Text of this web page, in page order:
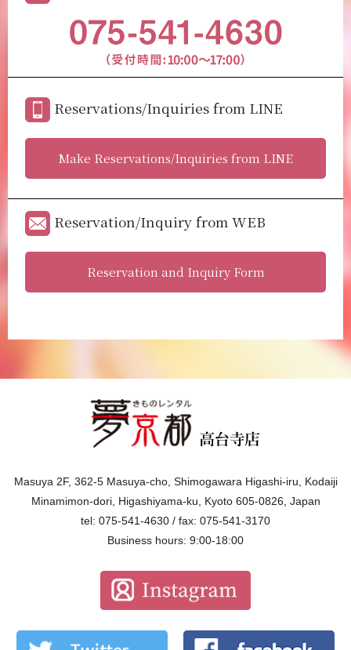
Reservations/Inquiries from LINE
Make Reservations/Inquiries from LINE
Reservation/Inquiry from WEB
Reservation and Inquiry Form
Masuya 2F, 362-5 Masuya-cho, Shimogawara Higashi-iru, Kodaiji
Minamimon-dori, Higashiyama-ku, Kyoto 605-0826, Japan
tel: 075-541-4630 / fax: 075-541-3170
Business hours: 9:00-18:00